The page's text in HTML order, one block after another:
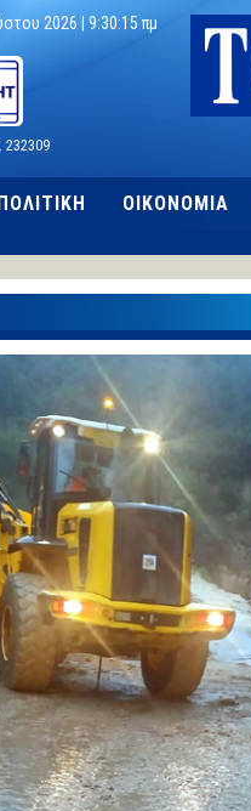
2026 | 9:30:16 πμ
232309
ΠΟΛΙΤΙΚΗ ΟΙΚΟΝΟΜΙΑ